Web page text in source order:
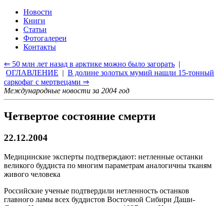
Новости
Книги
Статьи
Фотогалереи
Контакты
⇐ 50 млн лет назад в арктике можно было загорать |
ОГЛАВЛЕНИЕ | В долине золотых мумий нашли 15-тонный
саркофаг с мертвецами ⇒
Международные новости за 2004 год
Четвертое состояние смерти
22.12.2004
Медицинские эксперты подтверждают: нетленные останки
великого буддиста по многим параметрам аналогичны тканям
живого человека
Российские ученые подтвердили нетленность останков
главного ламы всех буддистов Восточной Сибири Даши-